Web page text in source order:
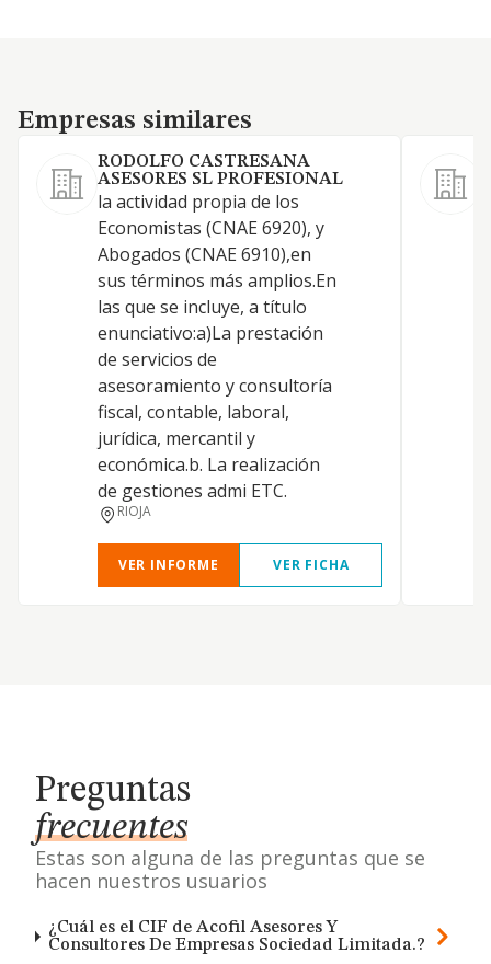
Empresas similares
Empresas similares
RODOLFO CASTRESANA
ASESORES SL PROFESIONAL
la actividad propia de los
Economistas (CNAE 6920), y
Abogados (CNAE 6910),en
sus términos más amplios.En
las que se incluye, a título
enunciativo:a)La prestación
de servicios de
asesoramiento y consultoría
fiscal, contable, laboral,
jurídica, mercantil y
económica.b. La realización
de gestiones admi ETC.
RIOJA
VER INFORME VER FICHA
Preguntas
frecuentes
Estas son alguna de las preguntas que se
hacen nuestros usuarios
¿Cuál es el CIF de Acofil Asesores Y
Consultores De Empresas Sociedad Limitada.?